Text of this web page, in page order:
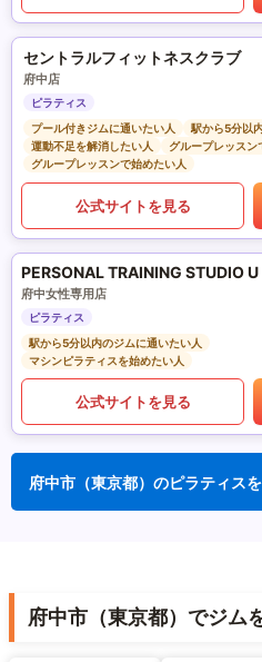
セントラルフィットネスクラブ
府中店
ピラティス
プール付きジムに通いたい人
駅から5分以
運動不足を解消したい人
グループレッスン
グループレッスンで始めたい人
公式サイトを見る
PERSONAL TRAINING STUDIO U
府中女性専用店
ピラティス
駅から5分以内のジムに通いたい人
マシンピラティスを始めたい人
公式サイトを見る
府中市（東京都）のピラティス
府中市（東京都）でジム